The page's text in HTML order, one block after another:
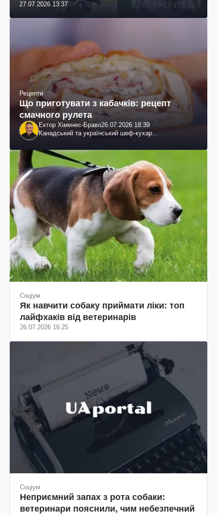
27.07.2026 13:37
Рецепти
Що приготувати з кабачків: рецепт
смачного рулета
Ектор Хіменес-Браво26.07.2026 18:39
Канадський та український шеф-кухар
Соціум
Як навчити собаку приймати ліки: топ
лайфхаків від ветеринарів
26.07.2026 16:25
Соціум
Неприємний запах з рота собаки:
ветеринари пояснили, чим небезпечний